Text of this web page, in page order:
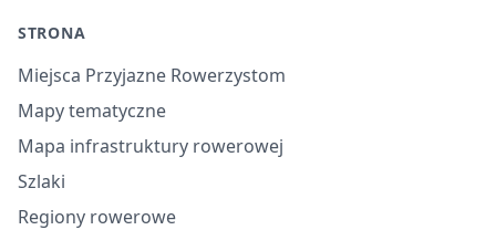
STRONA
Miejsca Przyjazne Rowerzystom
Mapy tematyczne
Mapa infrastruktury rowerowej
Szlaki
Regiony rowerowe